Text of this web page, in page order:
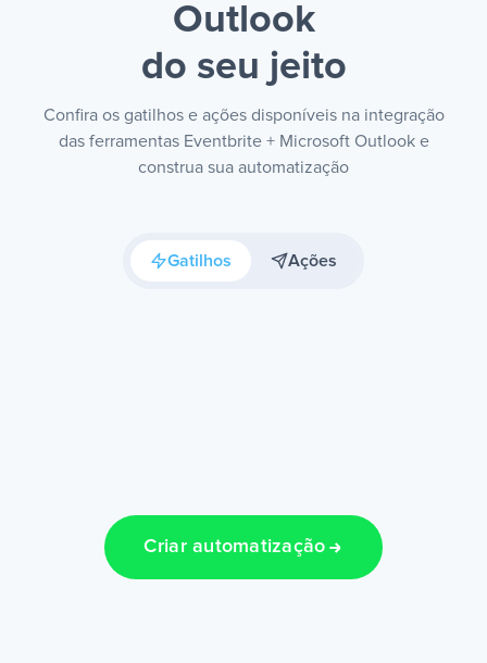
Outlook
do seu jeito
Confira os gatilhos e ações disponíveis na integração
das ferramentas Eventbrite + Microsoft Outlook e
construa sua automatização
Gatilhos Ações
Criar automatização